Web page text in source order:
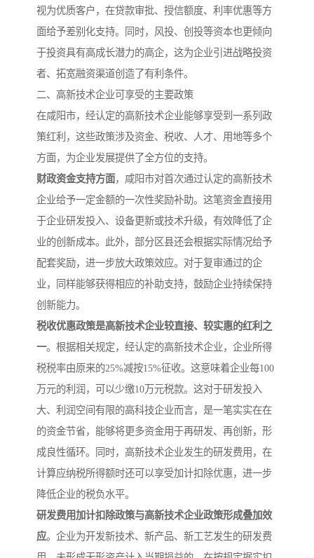
视为优质客户，在贷款审批、授信额度、利率优惠等方
面给予差别化支持。同时，风投、创投等资本也更倾向
于投资具有高成长潜力的高企，这为企业引进战略投资
者、拓宽融资渠道创造了有利条件。
二、高新技术企业可享受的主要政策
在咸阳市，经认定的高新技术企业能够享受到一系列政
策红利，这些政策涉及资金、税收、人才、用地等多个
方面，为企业发展提供了全方位的支持。
财政资金支持方面，咸阳市对首次通过认定的高新技术
企业给予一定金额的一次性奖励补助。这笔资金直接用
于企业研发投入、设备更新或技术升级，有效降低了企
业的创新成本。此外，部分区县还会根据实际情况给予
配套奖励，进一步放大政策效应。对于复审通过的企
业，同样能够获得相应的补助支持，鼓励企业持续保持
创新能力。
税收优惠政策是高新技术企业较直接、较实惠的红利之
一。根据相关规定，经认定的高新技术企业，企业所得
税税率由原来的25%减按15%征收。这意味着企业每100
万元的利润，可以少缴10万元税款。这对于研发投入
大、利润空间有限的高科技企业而言，是一笔实实在在
的资金节省，能够将更多资金用于再研发、再创新，形
成良性循环。同时，高新技术企业发生的研发费用，在
计算应纳税所得额时还可以享受加计扣除优惠，进一步
降低企业的税负水平。
研发费用加计扣除政策与高新技术企业政策形成叠加效
应。企业为开发新技术、新产品、新工艺发生的研发费